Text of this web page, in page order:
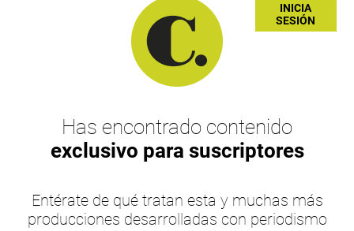
INICIA
SESIÓN
Has encontrado contenido
exclusivo para suscriptores
Entérate de qué tratan esta y muchas más
producciones desarrolladas con periodismo